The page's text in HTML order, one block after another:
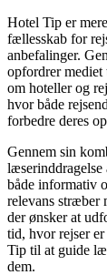
Hotel Tip er
fællesskab for
anbefalinger.
opfordrer
om hoteller og
hvor både
forbedre deres
Gennem sin
læserinddragelse
både informativ
relevans stræber
der ønsker at
tid, hvor rejser
Tip til at guide
dem.